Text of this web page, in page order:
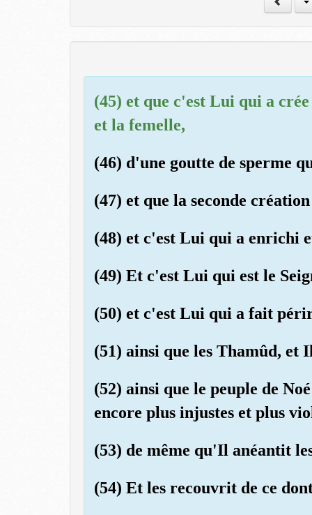
(45) et que c'est Lui qui a
et la femelle,
(46) d'une goutte de sperme
(47) et que la seconde
(48) et c'est Lui qui a enrichi
(49) Et c'est Lui qui est le
(50) et c'est Lui qui a fait
(51) ainsi que les Thamûd, et
(52) ainsi que le peuple de
encore plus injustes et plus
(53) de même qu'Il anéantit
(54) Et les recouvrit de ce